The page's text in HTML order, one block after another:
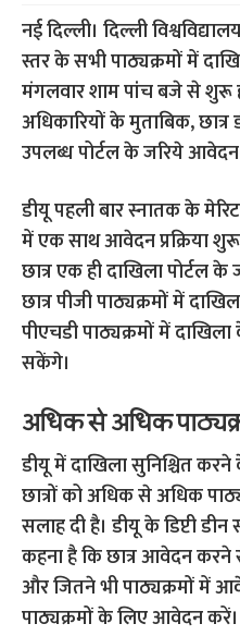
नई दिल्ली। दिल्ली
स्तर के सभी पाठ्यक्रमों में
मंगलवार शाम पांच बजे से शुरू
अधिकारियों के मुताबिक,
उपलब्ध पोर्टल के जरिये
डीयू पहली बार स्नातक के मेरिट
में एक साथ आवेदन प्रक्रिया
छात्र एक ही दाखिला
छात्र पीजी पाठ्यक्रमों में
पीएचडी पाठ्यक्रमों में
सकेंगे।
अधिक से अधिक
डीयू में दाखिला सुनिश्चित
छात्रों को अधिक से अधिक
सलाह दी है। डीयू के डिप्टी
कहना है कि छात्र आवेदन
और जितने भी पाठ्यक्रमों में
पाठ्यक्रमों के लिए आवेदन करें।